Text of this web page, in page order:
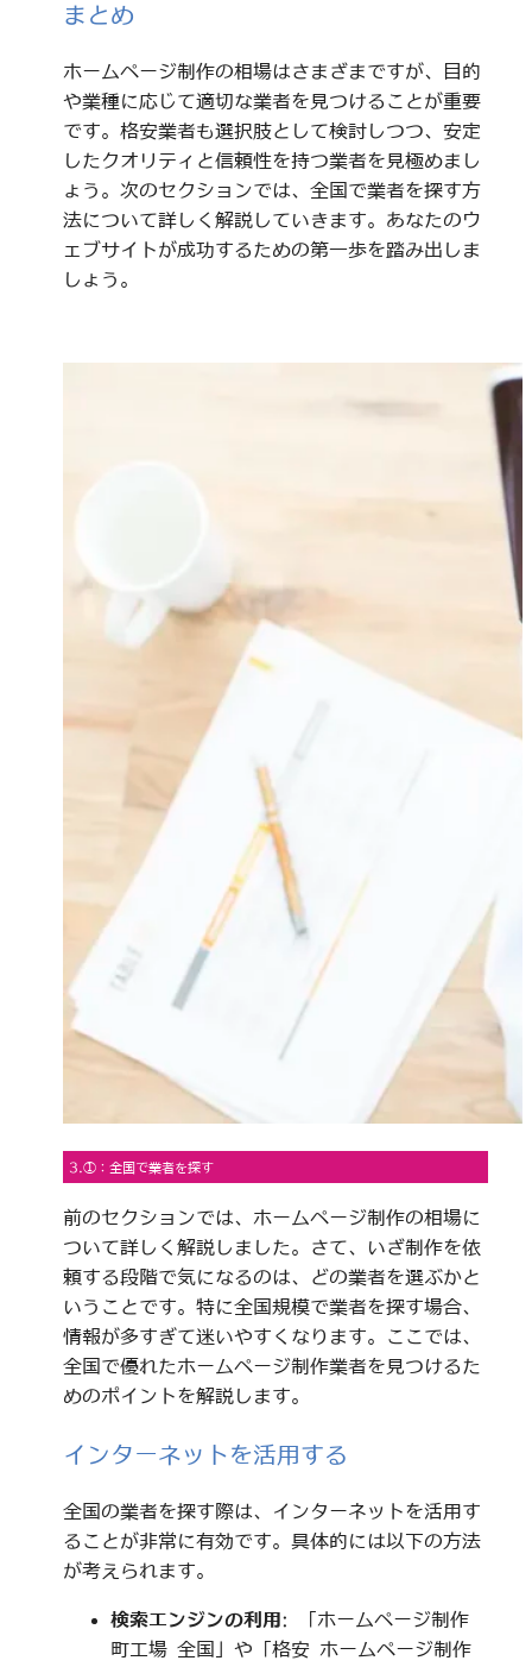
まとめ
ホームページ制作の相場はさまざまですが、目的
や業種に応じて適切な業者を見つけることが重要
です。格安業者も選択肢として検討しつつ、安定
したクオリティと信頼性を持つ業者を見極めまし
ょう。次のセクションでは、全国で業者を探す方
法について詳しく解説していきます。あなたのウ
ェブサイトが成功するための第一歩を踏み出しま
しょう。
3.①：全国で業者を探す
前のセクションでは、ホームページ制作の相場に
ついて詳しく解説しました。さて、いざ制作を依
頼する段階で気になるのは、どの業者を選ぶかと
いうことです。特に全国規模で業者を探す場合、
情報が多すぎて迷いやすくなります。ここでは、
全国で優れたホームページ制作業者を見つけるた
めのポイントを解説します。
インターネットを活用する
全国の業者を探す際は、インターネットを活用す
ることが非常に有効です。具体的には以下の方法
が考えられます。
検索エンジンの利用 : 「ホームページ制作
町工場 全国」や「格安 ホームページ制作